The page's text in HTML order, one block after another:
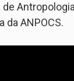
da ANPOCS.